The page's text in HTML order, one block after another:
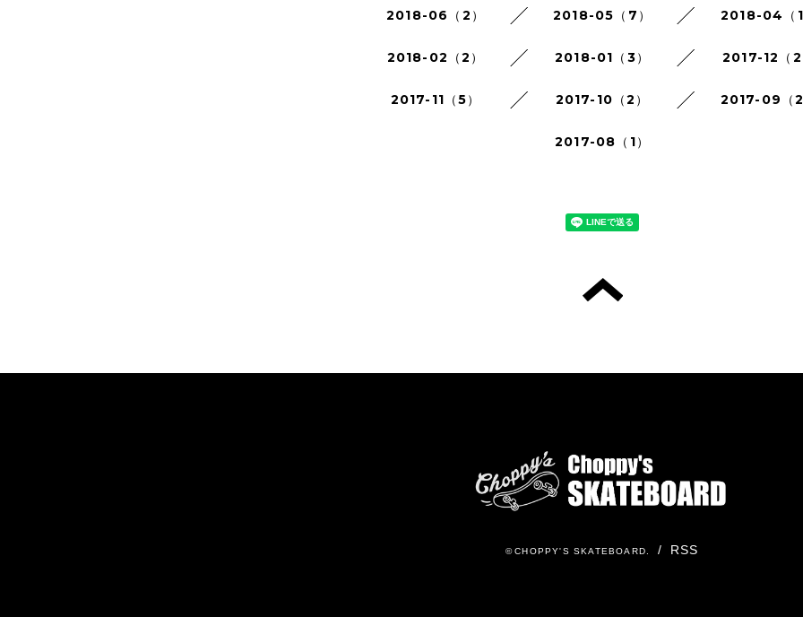
2018-06（2） 2018-05（7） 2018-04（1
2018-02（2） 2018-01（3） 2017-12（2
2017-11（5） 2017-10（2） 2017-09（2
2017-08（1）
©CHOPPY'S SKATEBOARD. / RSS